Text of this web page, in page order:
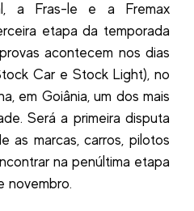
a Fras-le e a Fremax
etapa da temporada
acontecem nos dias
Car e Stock Light), no
em Goiânia, um dos mais
Será a primeira disputa
as marcas, carros, pilotos
na penúltima etapa
novembro.